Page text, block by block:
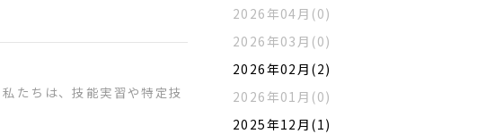
たちは、技能実習や特定技
2026年04月(0)
2026年03月(0)
2026年02月(2)
2026年01月(0)
2025年12月(1)